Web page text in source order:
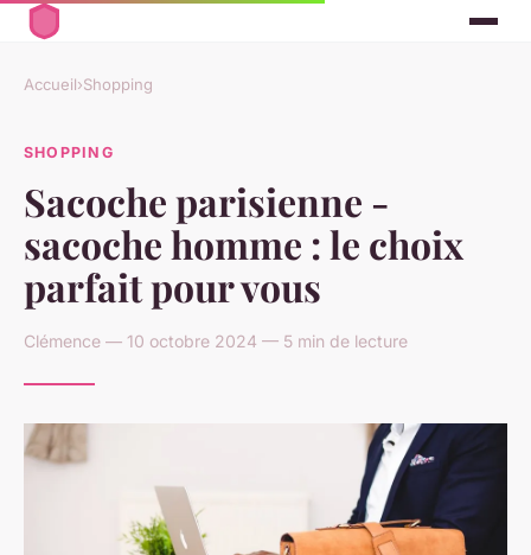
Accueil›Shopping
SHOPPING
Sacoche parisienne -
sacoche homme : le choix
parfait pour vous
Clémence — 10 octobre 2024 — 5 min de lecture